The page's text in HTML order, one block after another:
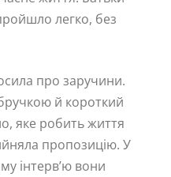
легко, без
про заручини.
й короткий
яке робить життя
пропозицію. У
інтерв’ю вони